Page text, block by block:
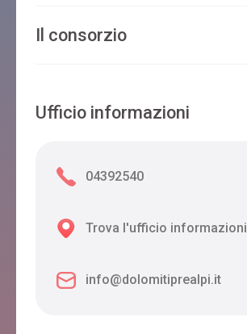
Il consorzio
Ufficio informazioni
04392540
Trova l'ufficio informazioni
info@dolomitiprealpi.it